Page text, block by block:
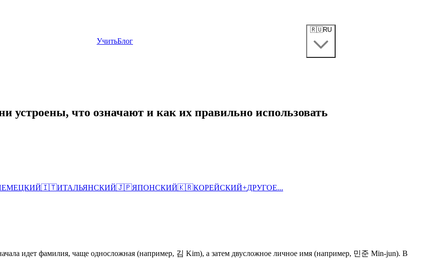
УчитьБлог
🇷🇺RU
устроены, что означают и как их правильно использовать
🇮🇹ИТАЛЬЯНСКИЙ🇯🇵ЯПОНСКИЙ🇰🇷КОРЕЙСКИЙ+ДРУГОЕ...
идет фамилия, чаще односложная (например, 김 Kim), а затем двусложное личное имя (например, 민준 Min-jun). В